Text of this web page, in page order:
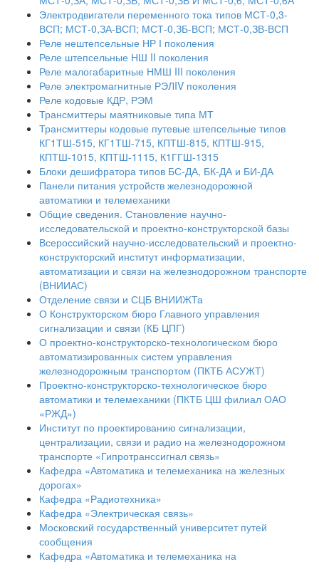
Электродвигатели переменного тока типов МСТ-0,3-
ВСП; МСТ-0,ЗА-ВСП; МСТ-0,ЗБ-ВСП; МСТ-0,ЗВ-ВСП
Реле нештепсельные НР І поколения
Реле штепсельные НШ II поколения
Реле малогабаритные НМШ III поколения
Реле электромагнитные РЭЛIV поколения
Реле кодовые КДР, РЭМ
Трансмиттеры маятниковые типа МТ
Трансмиттеры кодовые путевые штепсельные типов
КГ1ТШ-515, КГ1ТШ-715, КПТШ-815, КПТШ-915,
КПТШ-1015, КПТШ-1115, К1ГГШ-1315
Блоки дешифратора типов БС-ДА, БК-ДА и БИ-ДА
Панели питания устройств железнодорожной
автоматики и телемеханики
Общие сведения. Становление научно-
исследовательской и проектно-конструкторской базы
Всероссийский научно-исследовательский и проектно-
конструкторский институт информатизации,
автоматизации и связи на железнодорожном транспорте
(ВНИИАС)
Отделение связи и СЦБ ВНИИЖТа
О Конструкторском бюро Главного управления
сигнализации и связи (КБ ЦПГ)
О проектно-конструкторско-технологическом бюро
автоматизированных систем управления
железнодорожным транспортом (ПКТБ АСУЖТ)
Проектно-конструкторско-технологическое бюро
автоматики и телемеханики (ПКТБ ЦШ филиал ОАО
«РЖД»)
Институт по проектированию сигнализации,
централизации, связи и радио на железнодорожном
транспорте «Гипротранссигнал связь»
Кафедра «Автоматика и телемеханика на железных
дорогах»
Кафедра «Радиотехника»
Кафедра «Электрическая связь»
Московский государственный университет путей
сообщения
Кафедра «Автоматика и телемеханика на